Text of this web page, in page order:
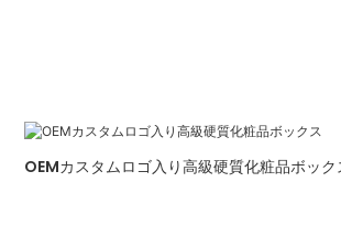
OEMカスタムロゴ入り高級硬質化粧品ボック